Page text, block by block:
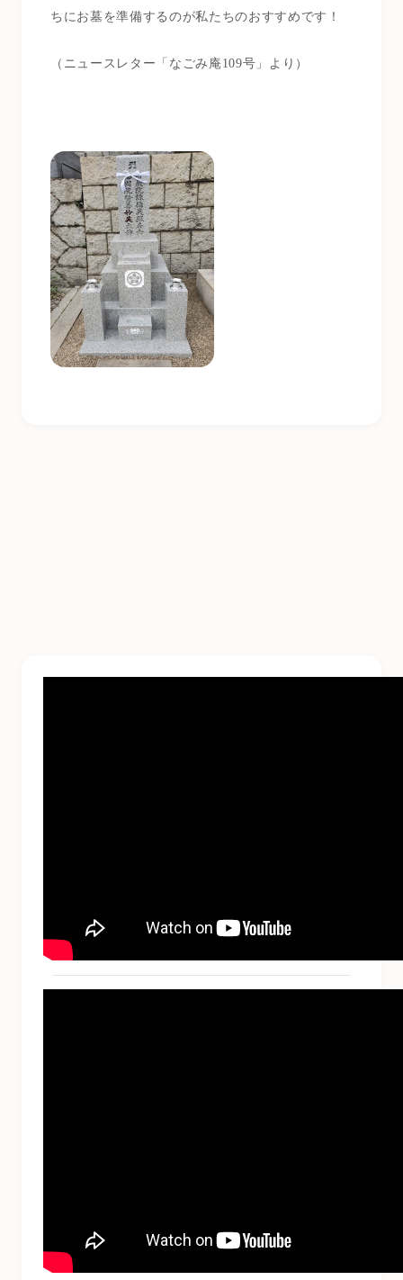
ちにお墓を準備するのが私たちのおすすめです！
（ニュースレター「なごみ庵109号」より）